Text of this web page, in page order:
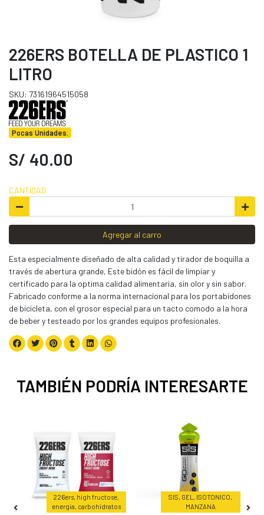
226ERS BOTELLA DE PLASTICO 1
LITRO
SKU: 73161964515058
Pocas Unidades.
S/ 40.00
CANTIDAD
Agregar al carro
Esta especialmente diseñado de alta calidad y tirador de boquilla a
través de abertura grande, Este bidón es fácil de limpiar y
certificado para la optima calidad alimentaria, sin olor y sin sabor.
Fabricado conforme a la norma internacional para los portabidones
de bicicleta, con el grosor especial para un tacto comodo a la hora
de beber y testeado por los grandes equipos profesionales.
TAMBIÉN PODRÍA INTERESARTE
226ers, high fructose,
energia, carbohidratos
SIS, GEL, ISOTONICO,
MANZANA